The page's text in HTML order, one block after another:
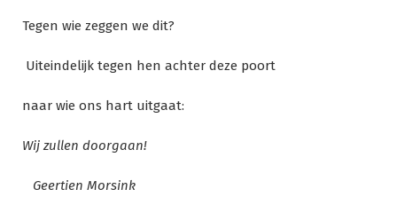
Tegen wie zeggen we dit?
Uiteindelijk tegen hen achter deze poort
naar wie ons hart uitgaat:
Wij zullen doorgaan!
Geertien Morsink